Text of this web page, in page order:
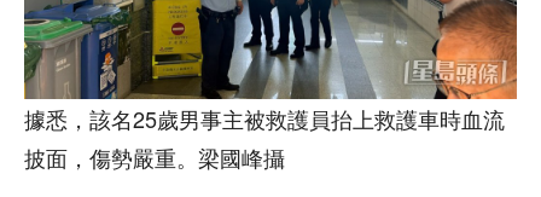
據悉，該名25歲男事主被救護員抬上救護車時血流
披面，傷勢嚴重。梁國峰攝